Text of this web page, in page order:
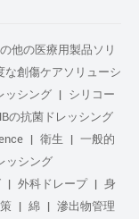
他の医療用製品ソリ
な創傷ケアソリューシ
ッシング
シリコー
の抗菌ドレッシング
衛生
一般的
ッシング
外科ドレープ
身
綿
滲出物管理